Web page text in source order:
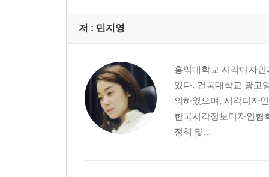
5. 한 번의 질문으로 끝내지 말고 대화를 통해 완성
같은 질문, 다른 답변을 만드는 역할 설정
역할 설정이 만드는 전문성
03 챗GPT로 검색을 잘하는 3가지 습관
사용자의 의도와 목적을 추가하라
저 : 민지영
홍익대학교 시각디자
있다. 건국대학교 광고
의하였으며, 시각디자
한국시각정보디자인협
정책 및...